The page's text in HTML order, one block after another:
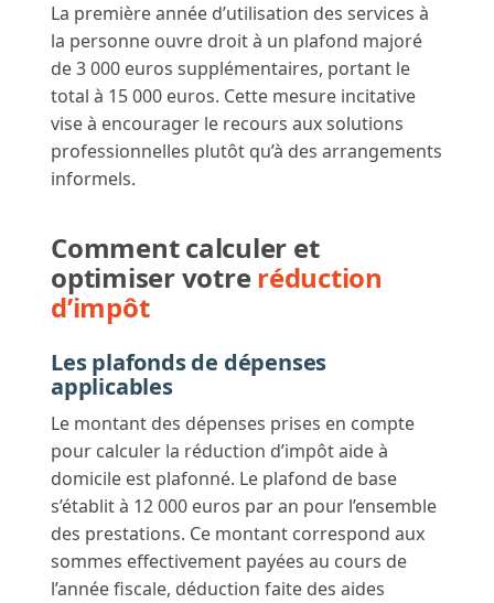
La première année d’utilisation des services à
la personne ouvre droit à un plafond majoré
de 3 000 euros supplémentaires, portant le
total à 15 000 euros. Cette mesure incitative
vise à encourager le recours aux solutions
professionnelles plutôt qu’à des arrangements
informels.
Comment calculer et
optimiser votreréduction
d’impôt
Les plafonds de dépenses
applicables
Le montant des dépenses prises en compte
pour calculer la réduction d’impôt aide à
domicile est plafonné. Le plafond de base
s’établit à 12 000 euros par an pour l’ensemble
des prestations. Ce montant correspond aux
sommes effectivement payées au cours de
l’année fiscale, déduction faite des aides